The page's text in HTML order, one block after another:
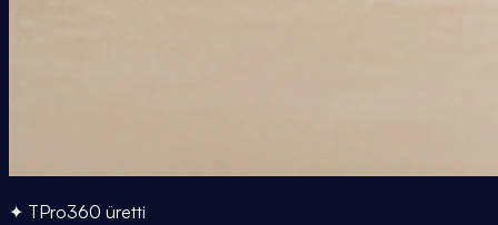
✦ TPro360 üretti